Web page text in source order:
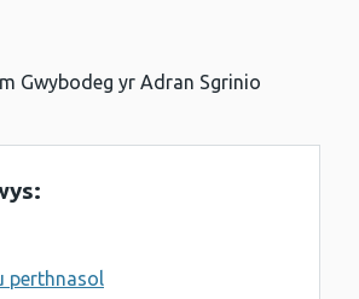
Gwybodeg yr Adran Sgrinio
perthnasol